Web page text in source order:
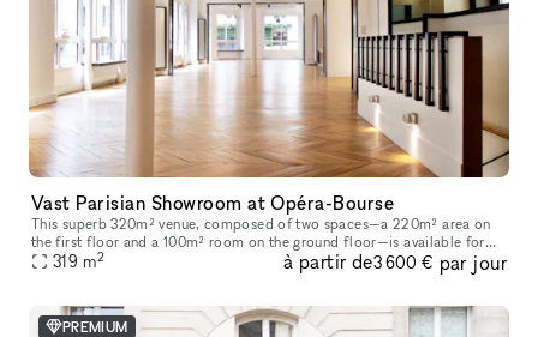
Vast Parisian Showroom at Opéra-Bourse
This superb 320m² venue, composed of two spaces—a 220m² area on
the first floor and a 100m² room on the ground floor—is available for
short-term rental to host your Showrooms, Pop-Up Stores, Temporar
319 m2 à partir de3 600 € par jour
PREMIUM